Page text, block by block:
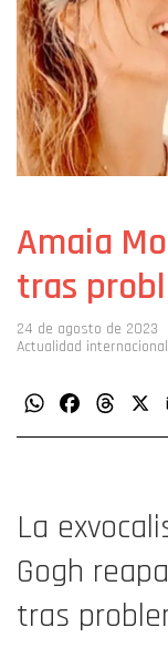
Amaia
tras
24 de agosto de 2023
Actualidad internacional
WhatsAppFacebook
La
Gogh
tras